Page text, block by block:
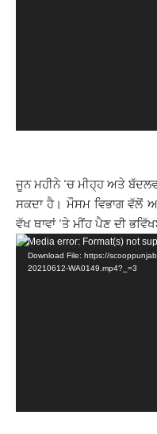
ਜੂਨ ਮਹੀਨੇ ‘ਚ ਮੀਹ੍ਹ ਅਤੇ
ਸਕਦਾ ਹੈ। ਮੌਸਮ ਵਿਭਾਗ ਵੱਲੋਂ
ਵੱਖ ਥਾਵਾਂ ‘ਤੇ ਮੀਂਹ ਪੈਣ ਦੀ
Video
Player
Media error: Format(s) not
Download File: https://
20210612-WA0149.mp4?_=3